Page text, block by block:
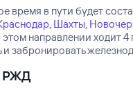
время в пути будет
, Шахты,
направлении ходит 4
забронировать
РЖД